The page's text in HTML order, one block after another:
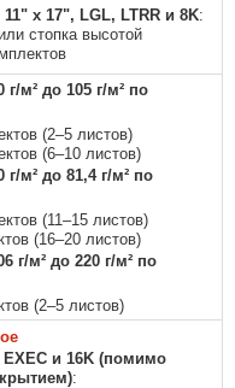
11" x 17", LGL, LTRR и 8K:
стопка высотой
г/м² до 105 г/м² по
(2–5 листов)
(6–10 листов)
г/м² до 81,4 г/м² по
(11–15 листов)
(16–20 листов)
г/м² до 220 г/м² по
(2–5 листов)
EXEC и 16K (помимо
: